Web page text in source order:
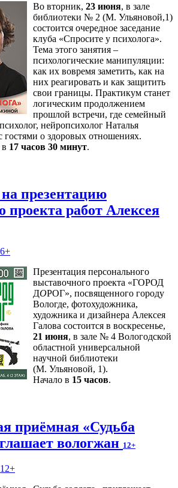
Во вторник, 23 июня, в зале
библиотеки № 2 (М. Ульяновой,1)
состоится очередное заседание
клуба «Спросите у психолога».
Тема этого занятия –
психологические манипуляции:
как их вовремя заметить, как на
них реагировать и как защитить
свои границы. Практикум станет
логическим продолжением
прошлой встречи, где семейный
нейропсихолог Наталья
гостями о здоровых отношениях.
17 часов 30 минут.
презентацию
проекта работ Алексея
6+
Презентация персонального
выставочного проекта «ГОРОД
ДОРОГ», посвященного городу
Вологде, фотохудожника,
художника и дизайнера Алексея
Галова состоится в воскресенье,
21 июня, в зале № 4 Вологодской
областной универсальной
научной библиотеки
(М. Ульяновой, 1).
Начало в 15 часов.
приёмная «Судьба
вологжан 12+
12+